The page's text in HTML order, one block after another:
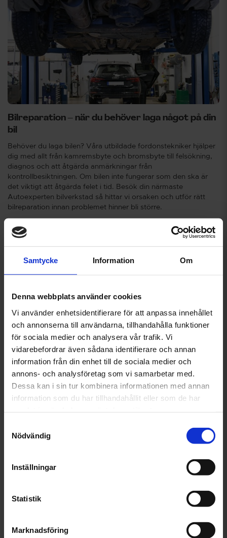
Samtycke Information Om
Denna webbplats använder cookies
Vi använder enhetsidentifierare för att anpassa innehållet
och annonserna till användarna, tillhandahålla funktioner
för sociala medier och analysera vår trafik. Vi
vidarebefordrar även sådana identifierare och annan
information från din enhet till de sociala medier och
annons- och analysföretag som vi samarbetar med.
Dessa kan i sin tur kombinera informationen med annan
information som du har tillhandahållit eller som de har
Nödvändig
Inställningar
Statistik
Marknadsföring
Bilreparation – när du behöver laga något på din
bil
Behöver du laga bilen? Våra utbildade fordonstekniker hjälper
dig med allt från kamremsbyte och bromsbyte till felsökning,
diagnos och att åtgärda anmärkningar från
kontrollbesiktningen. Om bilen inte fungerar som den ska är
det viktigt att åtgärda felet i tid. Besök din närmaste
Autoexperten bilverkstad så hittar vi orsaken och utför rätt
bilreparation innan problemet hinner bli större.
Boka bilreparation
Saab 900 med en motorlampa som kommer och
går
som kommer och går. Tillsammans med Saabentusiasten
Gustaf och mekanikern Melvin tar Erik Ekstrand sig an oljebyte,
Se avsnittet nu!